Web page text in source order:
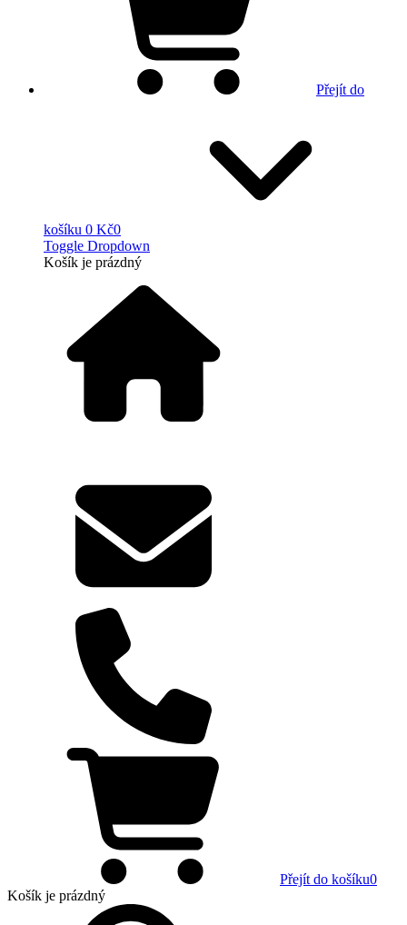
Přejít do
košíku 0 Kč0
Toggle Dropdown
Košík je prázdný
Přejít do košíku0
Košík je prázdný